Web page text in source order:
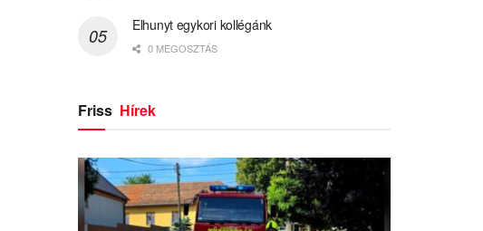
Elhunyt egykori kollégánk
0 MEGOSZTÁS
Friss Hírek